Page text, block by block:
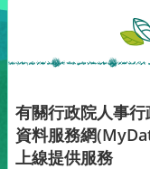
有關行政院人事
資料服務網
上線提供服務